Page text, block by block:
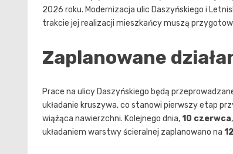
2026 roku. Modernizacja ulic Daszyńskiego i
trakcie jej realizacji mieszkańcy muszą
Zaplanowane
Prace na ulicy Daszyńskiego będą
układanie kruszywa, co stanowi pierwszy etap
wiążąca nawierzchni. Kolejnego dnia,10 czerwca
układaniem warstwy ścieralnej zaplanowano na